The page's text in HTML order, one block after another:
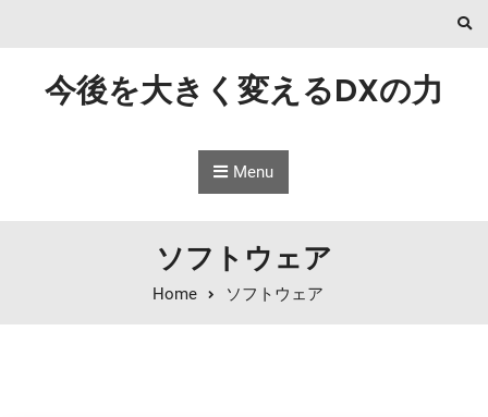
今後を大きく変えるDXの力
Menu
ソフトウェア
Home ソフトウェア